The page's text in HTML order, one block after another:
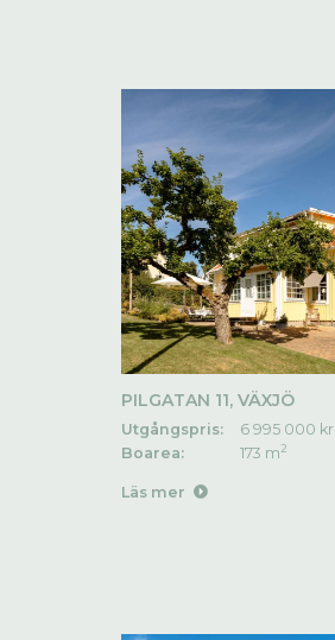
PILGATAN 11, VÄXJÖ
Utgångspris:
6 995 000 kr
Boarea:
173 m2
Läs mer